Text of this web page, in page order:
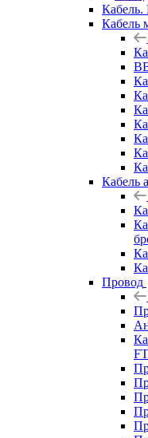
Кабель.
Кабель
Кабель
Провод